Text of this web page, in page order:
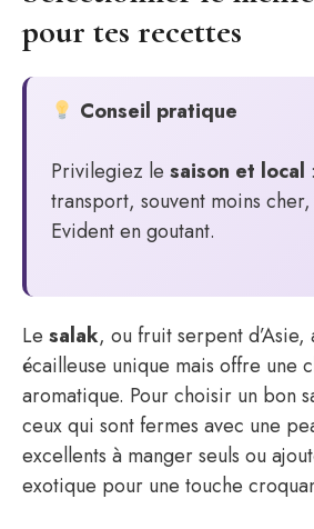
pour tes recettes
Conseil pratique
Privilegiez le saison et local
transport, souvent moins
Evident en goutant.
Le salak, ou fruit serpent d’Asie,
écailleuse unique mais offre une
aromatique. Pour choisir un bon
ceux qui sont fermes avec une
excellents à manger seuls ou
exotique pour une touche